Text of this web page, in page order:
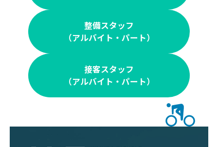
整備スタッフ
（アルバイト・パート）
接客スタッフ
（アルバイト・パート）